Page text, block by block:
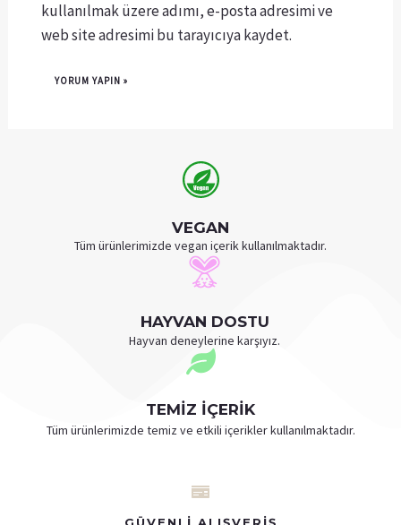
kullanılmak üzere adımı, e-posta adresimi ve
web site adresimi bu tarayıcıya kaydet.
HAYVAN DOSTU
Hayvan deneylerine karşıyız.
TEMİZ İÇERİK
Tüm ürünlerimizde temiz ve etkili içerikler kullanılmaktadır.
VEGAN
Tüm ürünlerimizde vegan içerik kullanılmaktadır.
GÜVENLI ALIŞVERIŞ